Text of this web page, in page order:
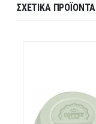
ΣΧΕΤΙΚΆ ΠΡΟΪΌΝΤΑ